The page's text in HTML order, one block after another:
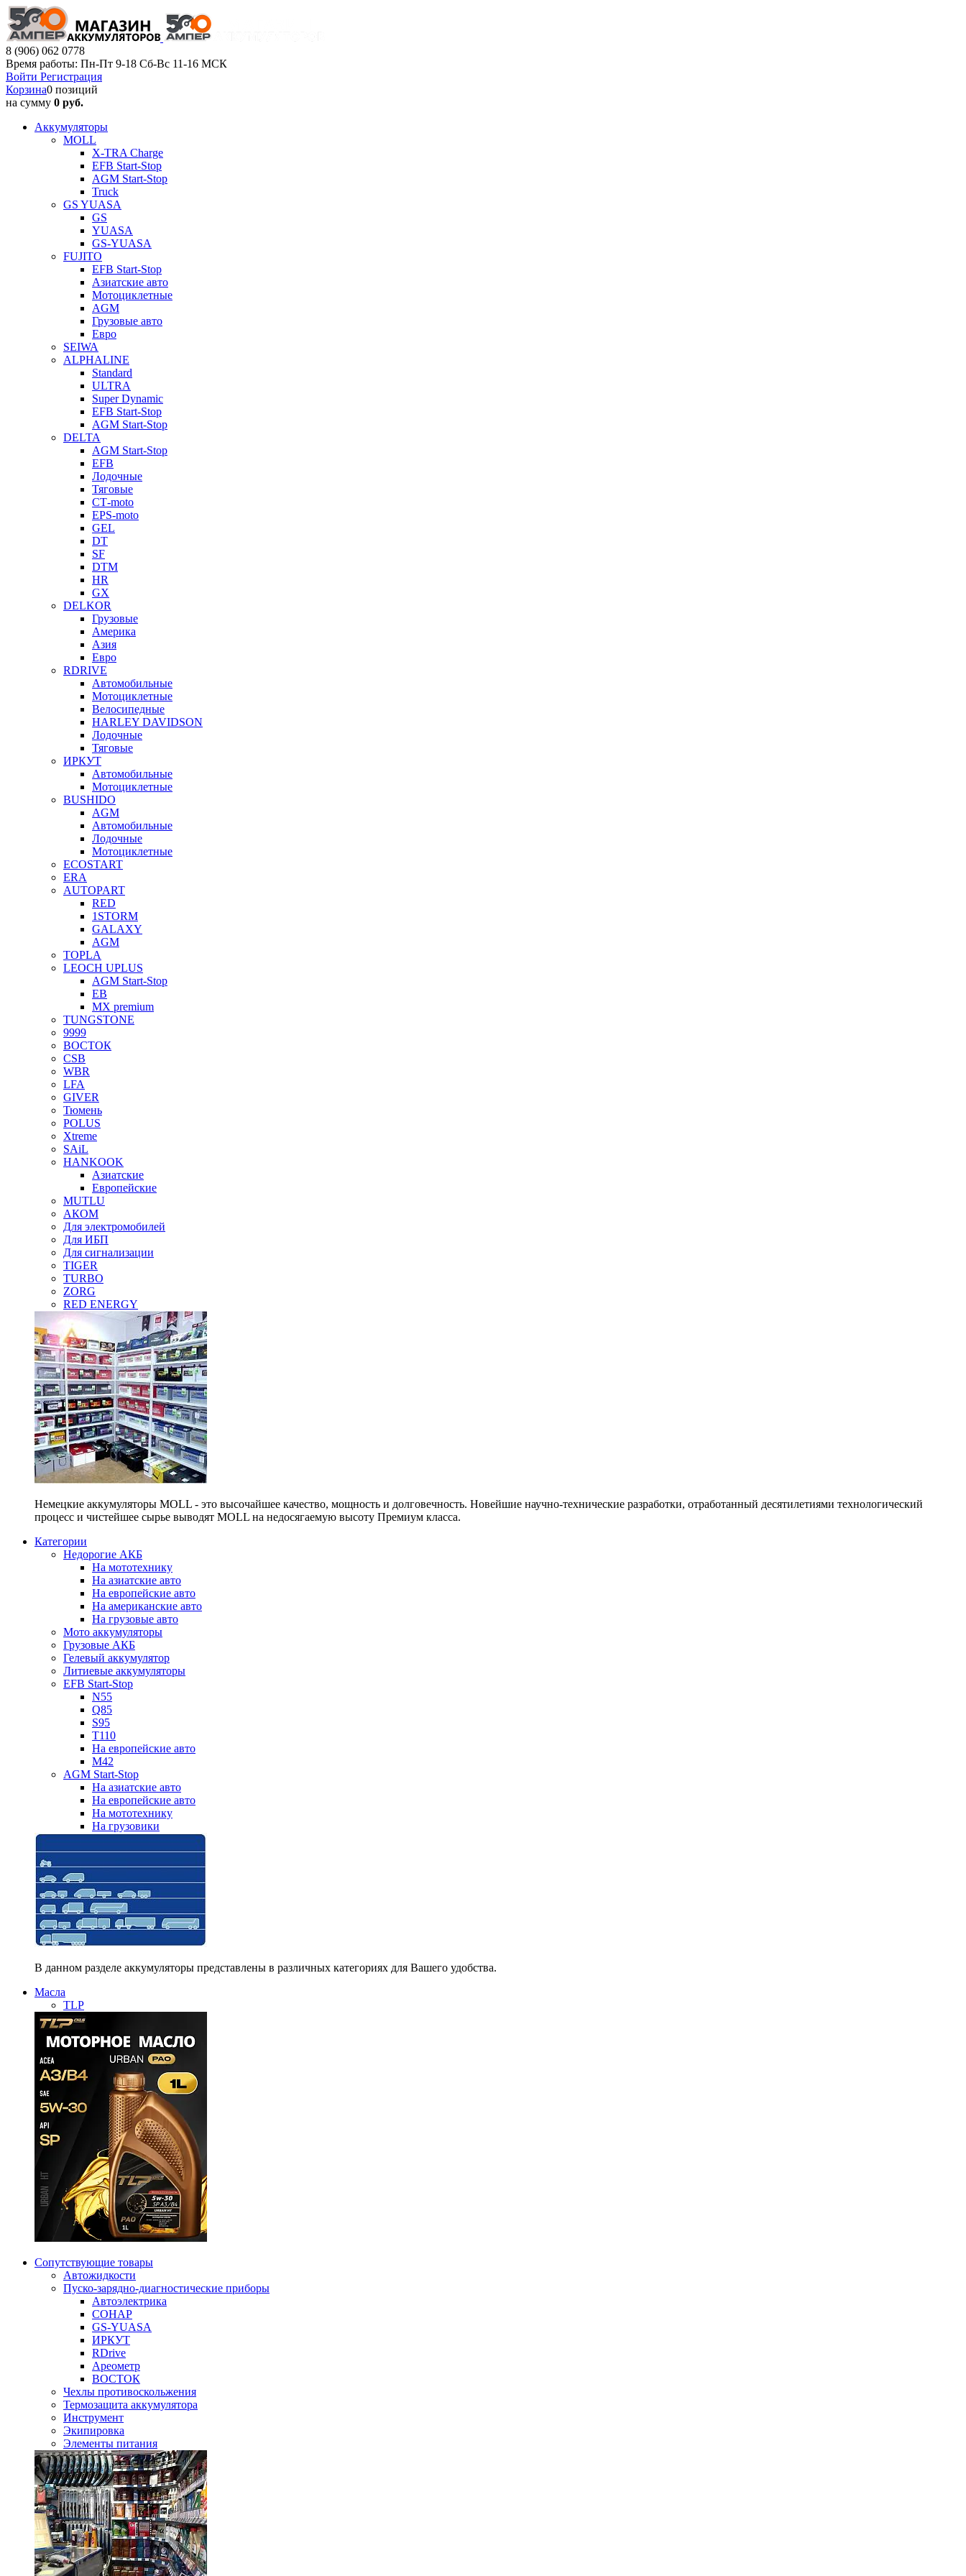
8 (906) 062 0778
Время работы: Пн-Пт 9-18 Сб-Вс 11-16 МСК
Войти Регистрация
Корзина0 позиций
на сумму 0 руб.
Аккумуляторы
MOLL
X-TRA Charge
EFB Start-Stop
AGM Start-Stop
Truck
GS YUASA
GS
YUASA
GS-YUASA
FUJITO
EFB Start-Stop
Азиатские авто
Мотоциклетные
AGM
Грузовые авто
Евро
SEIWA
ALPHALINE
Standard
ULTRA
Super Dynamic
EFB Start-Stop
AGM Start-Stop
DELTA
AGM Start-Stop
EFB
Лодочные
Тяговые
СТ-moto
EPS-moto
GEL
DT
SF
DTM
HR
GX
DELKOR
Грузовые
Америка
Азия
Евро
RDRIVE
Автомобильные
Мотоциклетные
Велосипедные
HARLEY DAVIDSON
Лодочные
Тяговые
ИРКУТ
Автомобильные
Мотоциклетные
BUSHIDO
AGM
Автомобильные
Лодочные
Мотоциклетные
ECOSTART
ERA
AUTOPART
RED
1STORM
GALAXY
AGM
TOPLA
LEOCH UPLUS
AGM Start-Stop
EB
MX premium
TUNGSTONE
9999
ВОСТОК
CSB
WBR
LFA
GIVER
Тюмень
POLUS
Xtreme
SAiL
HANKOOK
Азиатские
Европейские
MUTLU
АКОМ
Для электромобилей
Для ИБП
Для сигнализации
TIGER
TURBO
ZORG
RED ENERGY
Немецкие аккумуляторы MOLL - это высочайшее качество, мощность и долговечность. Новейшие научно-технические разработки, отработанный десятилетиями технологический
процесс и чистейшее сырье выводят MOLL на недосягаемую высоту Премиум класса.
Категории
Недорогие АКБ
На мототехнику
На азиатские авто
На европейские авто
На американские авто
На грузовые авто
Мото аккумуляторы
Грузовые АКБ
Гелевый аккумулятор
Литиевые аккумуляторы
EFB Start-Stop
N55
Q85
S95
T110
На европейские авто
M42
AGM Start-Stop
На азиатские авто
На европейские авто
На мототехнику
На грузовики
В данном разделе аккумуляторы представлены в различных категориях для Вашего удобства.
Масла
TLP
Сопутствующие товары
Автожидкости
Пуско-зарядно-диагностические приборы
Автоэлектрика
СОНАР
GS-YUASA
ИРКУТ
RDrive
Ареометр
ВОСТОК
Чехлы противоскольжения
Термозащита аккумулятора
Инструмент
Экипировка
Элементы питания